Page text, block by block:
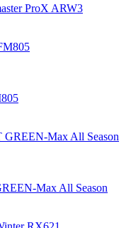
ProX ARW3
Max All Season